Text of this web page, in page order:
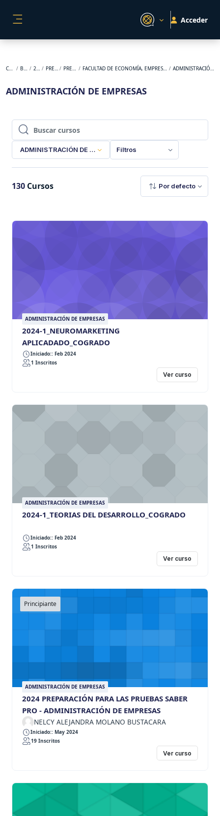
Acceder
Cursos BACKUP 2024-1 PREGRADO PRESENCIAL FACULTAD DE ECONOMÍA, EMPRESA Y DESARROLLO SOSTENIBLE ADMINISTRACIÓN DE EMPRESAS
ADMINISTRACIÓN DE EMPRESAS
Buscar cursos
Buscar cursos
ADMINISTRACIÓN DE EMPRESASFiltros
130 Cursos Por defecto
ADMINISTRACIÓN DE EMPRESAS
2024-1_NEUROMARKETING
APLICADADO_COGRADO
Iniciado:: Feb 2024
1 Inscritos
Ver curso
ADMINISTRACIÓN DE EMPRESAS
2024-1_TEORIAS DEL DESARROLLO_COGRADO
Iniciado:: Feb 2024
1 Inscritos
Ver curso
Principiante
ADMINISTRACIÓN DE EMPRESAS
2024 PREPARACIÓN PARA LAS PRUEBAS SABER
PRO - ADMINISTRACIÓN DE EMPRESAS
NELCY ALEJANDRA MOLANO BUSTACARA
Iniciado:: May 2024
19 Inscritos
Ver curso